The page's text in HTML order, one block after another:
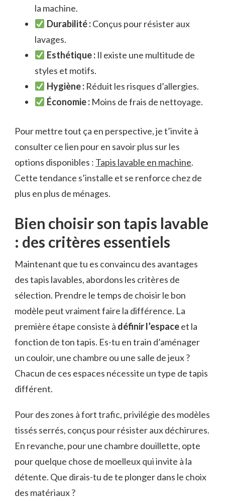
la machine.
Durabilité :Conçus pour résister aux
lavages.
Esthétique :Il existe une multitude de
styles et motifs.
Hygiène :Réduit les risques d’allergies.
Économie :Moins de frais de nettoyage.
Pour mettre tout ça en perspective, je t’invite à
consulter ce lien pour en savoir plus sur les
options disponibles : Tapis lavable en machine.
Cette tendance s’installe et se renforce chez de
plus en plus de ménages.
Bien choisir son tapis lavable
: des critères essentiels
Maintenant que tu es convaincu des avantages
des tapis lavables, abordons les critères de
sélection. Prendre le temps de choisir le bon
modèle peut vraiment faire la différence. La
première étape consiste à définir l’espaceet la
fonction de ton tapis. Es-tu en train d’aménager
un couloir, une chambre ou une salle de jeux ?
Chacun de ces espaces nécessite un type de tapis
différent.
Pour des zones à fort trafic, privilégie des modèles
tissés serrés, conçus pour résister aux déchirures.
En revanche, pour une chambre douillette, opte
pour quelque chose de moelleux qui invite à la
détente. Que dirais-tu de te plonger dans le choix
des matériaux ?